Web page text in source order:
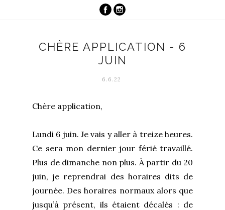
CHÈRE APPLICATION - 6
JUIN
6.6.22
Chère application,
Lundi 6 juin. Je vais y aller à treize heures.
Ce sera mon dernier jour férié travaillé.
Plus de dimanche non plus. À partir du 20
juin, je reprendrai des horaires dits de
journée. Des horaires normaux alors que
jusqu’à présent, ils étaient décalés : de